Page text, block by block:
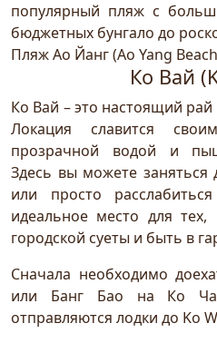
популярный пляж с
бюджетных бунгало до
Пляж Ао Йанг (Ao Yang
Ко Вай
Ко Вай – это настоящий
Локация славится
прозрачной водой и
Здесь вы можете заняться
или просто
идеальное место для тех,
городской суеты и быть в
Сначала необходимо
или Банг Бао на Ко
отправляются лодки до Ko